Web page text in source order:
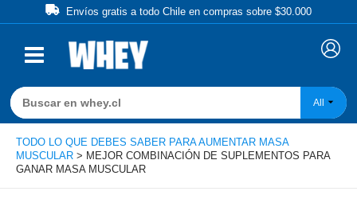
al
contenido
Envíos gratis a todo Chile en compras sobre $30.000
All
TODO LO QUE DEBES SABER PARA AUMENTAR MASA
MUSCULAR > MEJOR COMBINACIÓN DE SUPLEMENTOS PARA
GANAR MASA MUSCULAR